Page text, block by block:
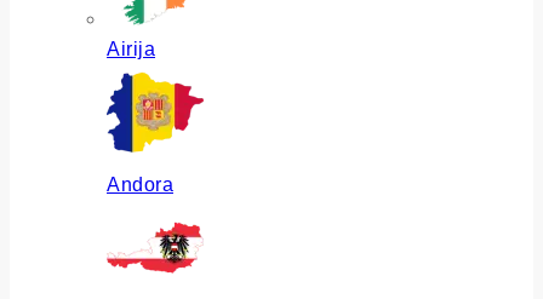
Airija
Andora